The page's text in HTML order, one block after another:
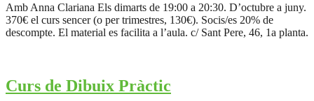
Amb Anna Clariana Els dimarts de 19:00 a 20:30. D’octubre a juny.
370€ el curs sencer (o per trimestres, 130€). Socis/es 20% de
descompte. El material es facilita a l’aula. c/ Sant Pere, 46, 1a planta.
Curs de Dibuix Pràctic